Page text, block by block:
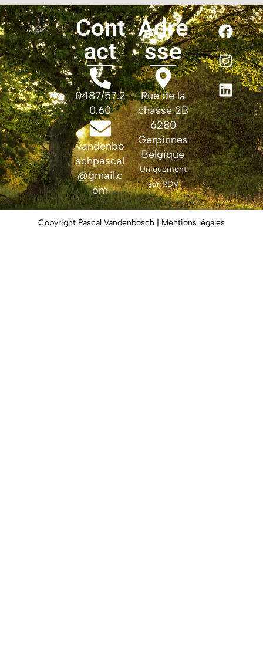
Cont
act
0487/57.2
0.60
vandenbo
schpascal
@gmail.c
om
Adre
sse
Rue de la
chasse 2B
6280
Gerpinnes
Belgique
Uniquement
sur RDV
Copyright Pascal Vandenbosch | Mentions légales